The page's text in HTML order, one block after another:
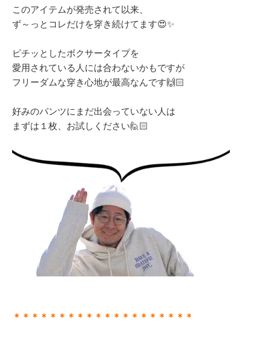
このアイテムが発売されて以来、
ず～っとコレだけを穿き続けてます😍✨
ピチッとしたボクサータイプを
愛用されている人には合わないかもですが
フリーダムな穿き心地が最高なんです🙌🏻
好みのパンツにまだ出会っていない人は
まずは１枚、お試しください🙋🏻
＊＊＊＊＊＊＊＊＊＊＊＊＊＊＊＊＊＊＊＊